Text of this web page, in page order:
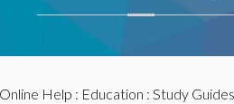
Online Help : Education : Study Guides